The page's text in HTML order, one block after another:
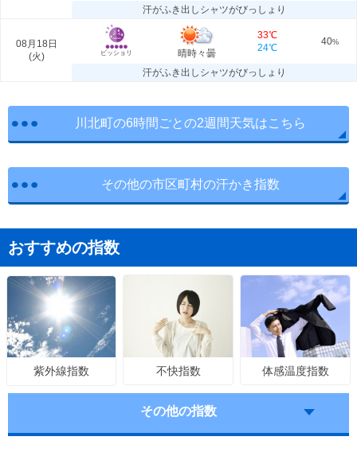
汗がふき出しシャツがびっしょり
08月18日
(火) ビッショリ 晴時々曇
33℃
24℃
40%
汗がふき出しシャツがびっしょり
川北町の6時間ごとの2週間天気はこちら
その他の市区町村の汗かき指数
おすすめの指数
紫外線指数 不快指数 体感温度指数
その他の指数